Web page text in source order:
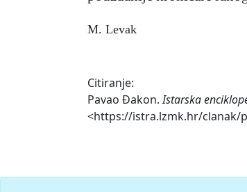
M. Levak
Citiranje:
Pavao Đakon.Istarska
<https://istra.lzmk.hr/clanak/